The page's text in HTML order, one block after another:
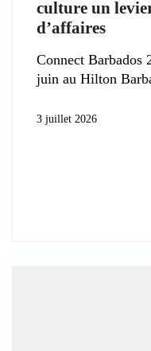
culture un
d’affaires
Connect Barbados
juin au Hilton
3 juillet 2026